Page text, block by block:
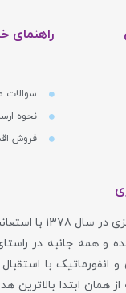
راهنمای
سوالات
نحوه
فروش
فروشگاه
و همه جانبه در
و انفورماتیک با
همان ابتدا بالاترین